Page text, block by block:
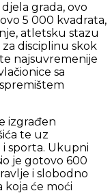
grada, ovo
5 000 kvadrata,
atletsku stazu
disciplinu skok
najsuvremenije
sa
izgrađen
te uz
sporta. Ukupni
je gotovo 600
i slobodno
koja će moći